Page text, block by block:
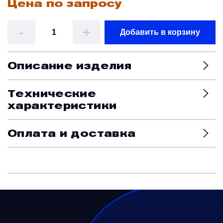
Цена по запросу
- + Добавить в корзину
Описание изделия
Технические
характеристики
Оплата и доставка
Краны и клапаны
Наземное вспомогательное оборудование